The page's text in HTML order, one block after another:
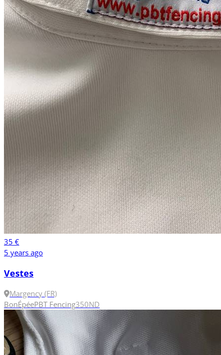
35 €
5 years ago
Vestes
Margency (FR)
BonÉpéePBT Fencing350ND